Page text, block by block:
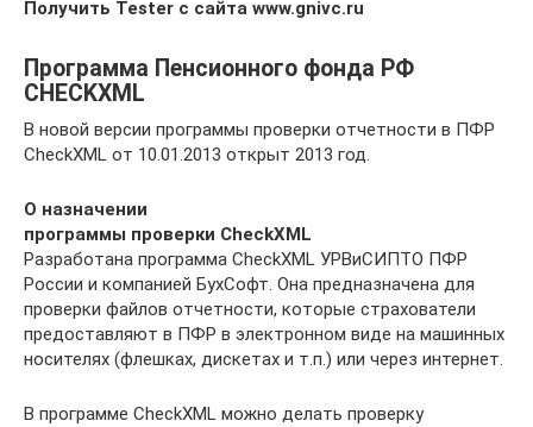
Получить Tester с сайта www.gnivc.ru
Программа Пенсионного фонда РФ
CHECKXML
В новой версии программы проверки отчетности в ПФР
CheckXML от 10.01.2013 открыт 2013 год.
О назначении
программы проверки CheckXML
Разработана программа CheckXML УРВиСИПТО ПФР
России и компанией БухСофт. Она предназначена для
проверки файлов отчетности, которые страхователи
предоставляют в ПФР в электронном виде на машинных
носителях (флешках, дискетах и т.п.) или через интернет.
В программе CheckXML можно делать проверку